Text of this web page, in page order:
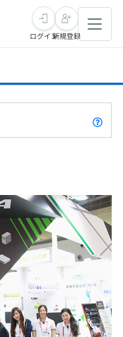
ログイン新規登録